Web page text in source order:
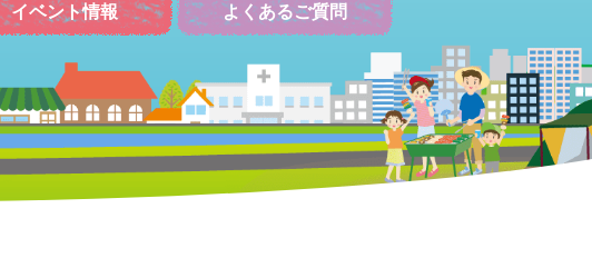
イベント情報 よくあるご質問